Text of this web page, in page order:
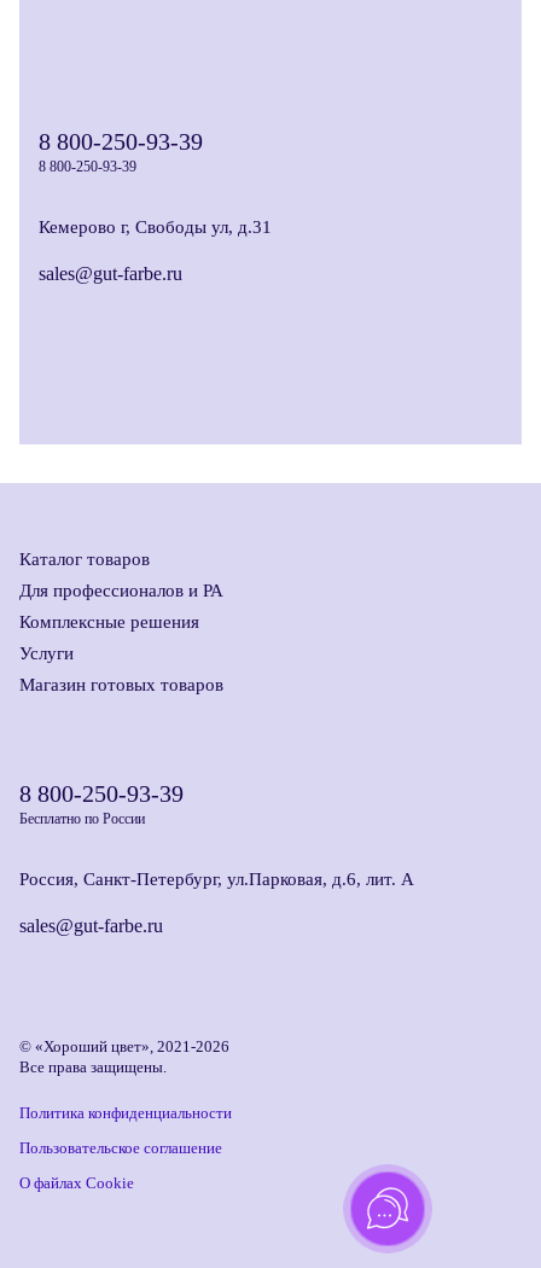
8 800-250-93-39
8 800-250-93-39
Кемерово г, Свободы ул, д.31
sales@gut-farbe.ru
Каталог товаров
Для профессионалов и РА
Комплексные решения
Услуги
Магазин готовых товаров
8 800-250-93-39
Бесплатно по России
Россия, Санкт-Петербург, ул.Парковая, д.6, лит. А
sales@gut-farbe.ru
© «Хороший цвет», 2021-2026
Все права защищены.
Политика конфиденциальности
Пользовательское соглашение
О файлах Cookie